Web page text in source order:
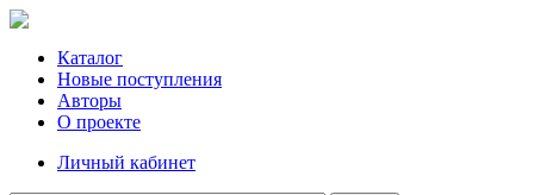
Каталог
Новые поступления
Авторы
О проекте
Личный кабинет